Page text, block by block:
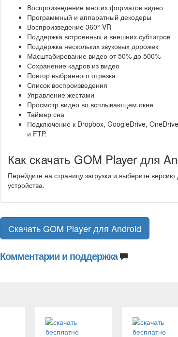
Воспроизведение многих форматов видео
Программный и аппаратный декодеры
Воспроизведение 360° VR
Поддержка встроенных и внешних субтитров
Поддержка нескольких звуковых дорожек
Масштабирование видео от 50% до 500%
Сохранение кадров из видео
Повтор выбранного отрезка
Список воспроизведения
Управление жестами
Просмотр видео во всплывающем окне
Таймер сна
Подключение к Dropbox, GoogleDrive,
и FTP.
Как скачать GOM Player для
Перейдите на страницу загрузки и выберите
устройства.
Скачать GOM Player для Android
Комментарии и поддержка